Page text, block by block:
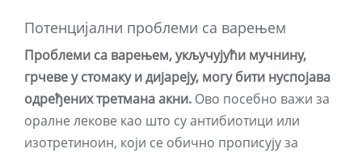
Потенцијални проблеми са варењем
Проблеми са варењем, укључујући мучнину,
грчеве у стомаку и дијареју, могу бити нуспојава
одређених третмана акни. Ово посебно важи за
оралне лекове као што су антибиотици или
изотретиноин, који се обично прописују за